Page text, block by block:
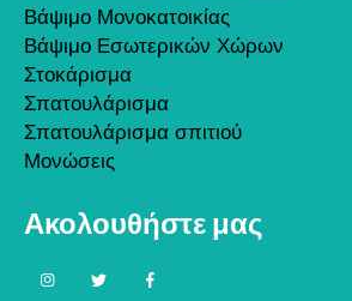
Βάψιμο Μονοκατοικίας
Βάψιμο Εσωτερικών Χώρων
Στοκάρισμα
Σπατουλάρισμα
Σπατουλάρισμα σπιτιού
Μονώσεις
Ακολουθήστε μας